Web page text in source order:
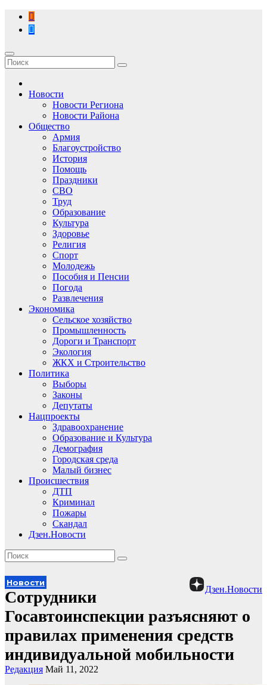
Перейти
содержимому
Новости
Новости Региона
Новости Района
Общество
Армия
Благоустройство
История
Помощь
Праздники
СВО
Труд
Образование
Культура
Здоровье
Религия
Спорт
Молодежь
Пособия и Пенсии
Погода
Развлечения
Экономика
Сельское хозяйство
Промышленность
Дороги и Транспорт
Экология
ЖКХ и Строительство
Политика
Выборы
Законы
Депутаты
Нацпроекты
Здравоохранение
Образование и Культура
Демография
Городская среда
Малый бизнес
Происшествия
ДТП
Криминал
Пожары
Скандал
Дзен.Новости
Дзен.Новости
Новости
Сотрудники
Госавтоинспекции разъясняют о
правилах применения средств
индивидуальной мобильности
Редакция Май 11, 2022